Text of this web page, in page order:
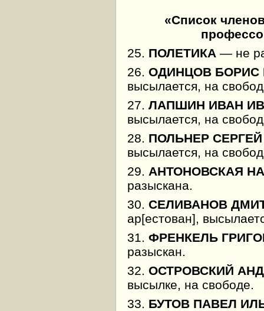
«Список
25. ПОЛЕТИКА — не
26. ОДИНЦОВ БОРИС
высылается, на
27. ЛАПШИН ИВАН
высылается, на
28. ПОЛЬНЕР
высылается, на
29. АНТОНОВСКАЯ
разыскана.
30. СЕЛИВАНОВ
ар[естован],
31. ФРЕНКЕЛЬ
разыскан.
32. ОСТРОВСКИЙ
высылке, на свободе.
33. БУТОВ ПАВЕЛ